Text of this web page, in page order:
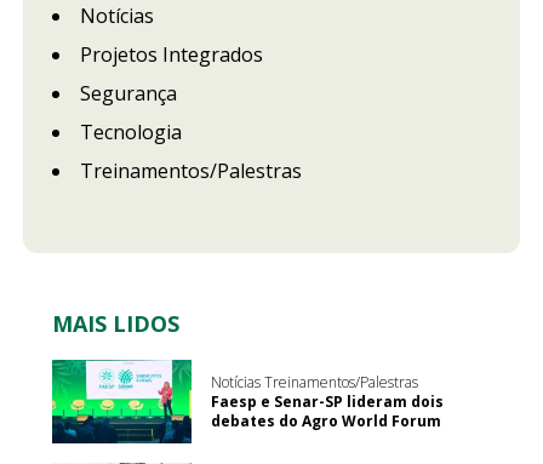
Notícias
Projetos Integrados
Segurança
Tecnologia
Treinamentos/Palestras
MAIS LIDOS
Notícias Treinamentos/Palestras
Faesp e Senar-SP lideram dois
debates do Agro World Forum